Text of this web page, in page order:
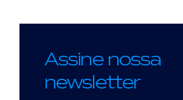
Assine nossa
newsletter